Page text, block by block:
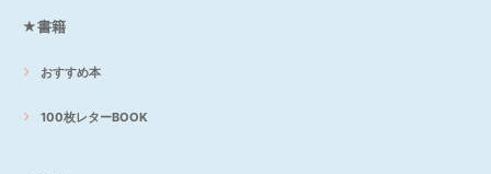
★書籍
おすすめ本
100枚レターBOOK